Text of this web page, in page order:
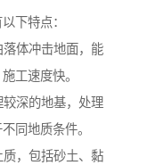
下特点：
体冲击地面，能
工速度快。
深的地基，处理
同地质条件。
，包括砂土、黏